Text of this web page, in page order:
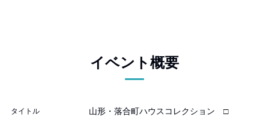
イベント概要
タイトル 山形・落合町ハウスコレクション □